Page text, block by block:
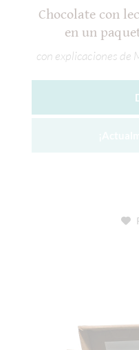
Chocolate con
en un
con explicaciones de